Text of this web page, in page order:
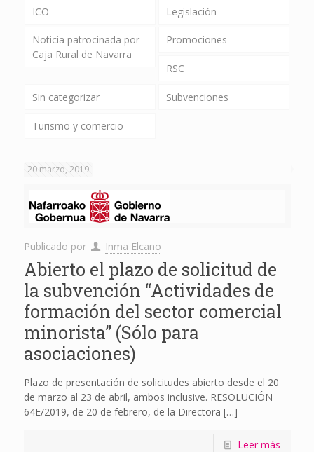
ICO Legislación
Noticia patrocinada por
Caja Rural de Navarra
Promociones
RSC
Sin categorizar Subvenciones
Turismo y comercio
20 marzo, 2019
Publicado por Inma Elcano
Abierto el plazo de solicitud de
la subvención “Actividades de
formación del sector comercial
minorista” (Sólo para
asociaciones)
Plazo de presentación de solicitudes abierto desde el 20
de marzo al 23 de abril, ambos inclusive. RESOLUCIÓN
64E/2019, de 20 de febrero, de la Directora […]
Leer más